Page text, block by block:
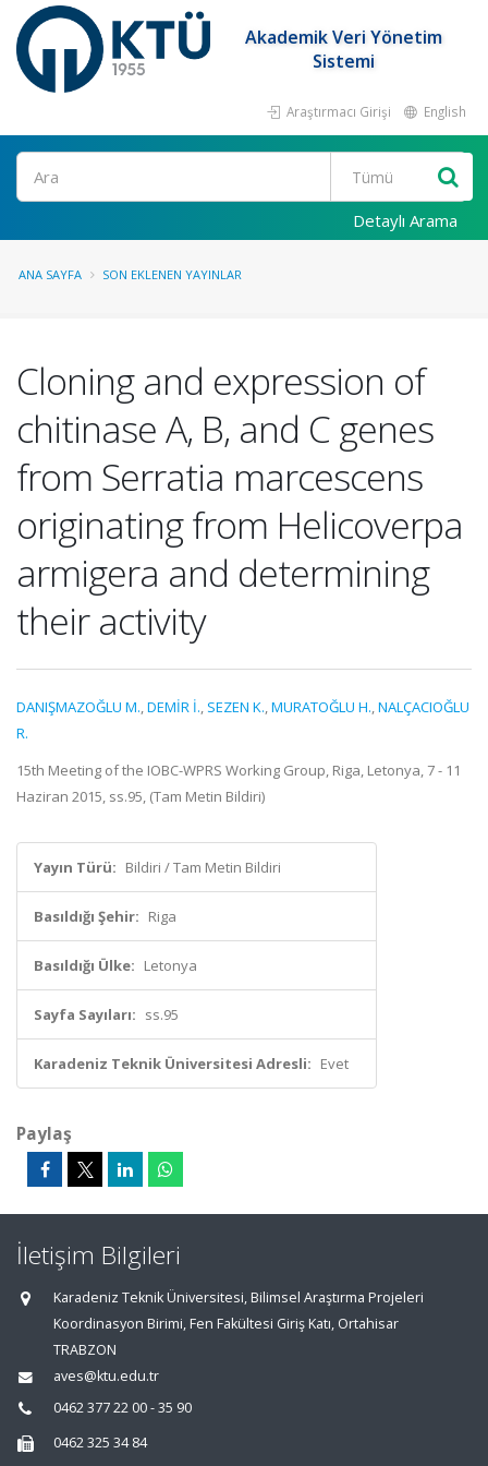
Akademik Veri Yönetim
Sistemi
Araştırmacı Girişi English
Ara
Detaylı Arama
ANA SAYFA SON EKLENEN YAYINLAR
Cloning and expression of
chitinase A, B, and C genes
from Serratia marcescens
originating from Helicoverpa
armigera and determining
their activity
DANIŞMAZOĞLU M.,DEMİR İ., SEZEN K.,MURATOĞLU H.,NALÇACIOĞLU
R.
15th Meeting of the IOBC-WPRS Working Group, Riga, Letonya, 7 - 11
Haziran 2015, ss.95, (Tam Metin Bildiri)
Yayın Türü: Bildiri / Tam Metin Bildiri
Basıldığı Şehir: Riga
Basıldığı Ülke: Letonya
Sayfa Sayıları: ss.95
Karadeniz Teknik Üniversitesi Adresli: Evet
Paylaş
İletişim Bilgileri
Karadeniz Teknik Üniversitesi, Bilimsel Araştırma Projeleri
Koordinasyon Birimi, Fen Fakültesi Giriş Katı, Ortahisar
TRABZON
aves@ktu.edu.tr
0462 377 22 00 - 35 90
0462 325 34 84